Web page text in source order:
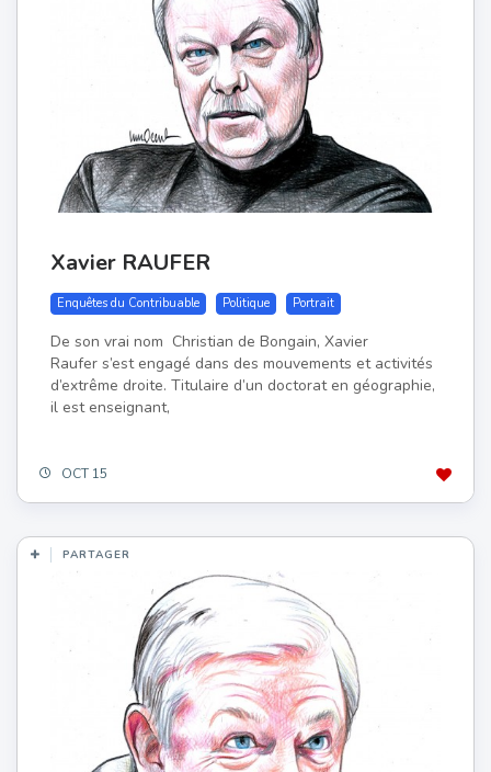
Xavier RAUFER
Enquêtes du Contribuable Politique Portrait
De son vrai nom Christian de Bongain, Xavier
Raufer s’est engagé dans des mouvements et activités
d’extrême droite. Titulaire d’un doctorat en géographie,
il est enseignant,
OCT 15
PARTAGER